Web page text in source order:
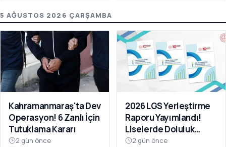
5 AĞUSTOS 2026 ÇARŞAMBA
Kahramanmaraş'ta Dev
Operasyon! 6 Zanlı İçin
Tutuklama Kararı
2 gün önce
2026 LGS Yerleştirme
Raporu Yayımlandı!
Liselerde Doluluk
Yüzde 95'i Aştı
2 gün önce